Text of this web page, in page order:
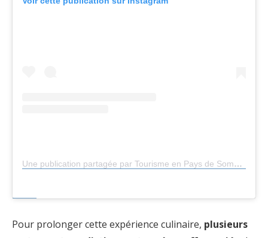
Une publication partagée par Tourisme en Pays de Sommières (@otpaysdesommieres)
Pour prolonger cette expérience culinaire, plusieurs